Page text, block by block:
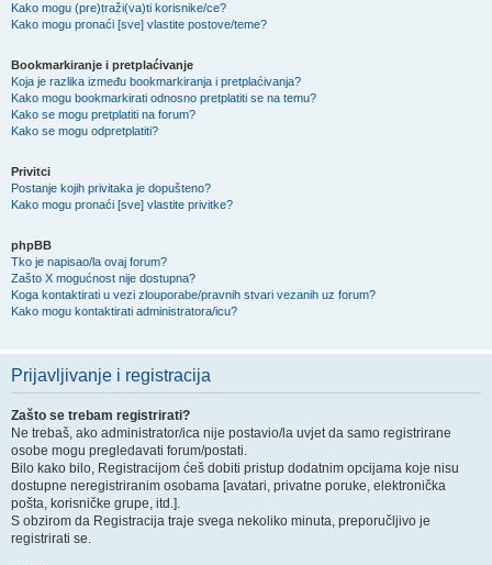
Kako mogu (pre)traži(va)ti korisnike/ce?
Kako mogu pronaći [sve] vlastite postove/teme?
Bookmarkiranje i pretplaćivanje
Koja je razlika između bookmarkiranja i pretplaćivanja?
Kako mogu bookmarkirati odnosno pretplatiti se na temu?
Kako se mogu pretplatiti na forum?
Kako se mogu odpretplatiti?
Privitci
Postanje kojih privitaka je dopušteno?
Kako mogu pronaći [sve] vlastite privitke?
phpBB
Tko je napisao/la ovaj forum?
Zašto X mogućnost nije dostupna?
Koga kontaktirati u vezi zlouporabe/pravnih stvari vezanih uz forum?
Kako mogu kontaktirati administratora/icu?
Prijavljivanje i registracija
Zašto se trebam registrirati?
Ne trebaš, ako administrator/ica nije postavio/la uvjet da samo registrirane
osobe mogu pregledavati forum/postati.
Bilo kako bilo, Registracijom ćeš dobiti pristup dodatnim opcijama koje nisu
dostupne neregistriranim osobama [avatari, privatne poruke, elektronička
pošta, korisničke grupe, itd.].
S obzirom da Registracija traje svega nekoliko minuta, preporučljivo je
registrirati se.